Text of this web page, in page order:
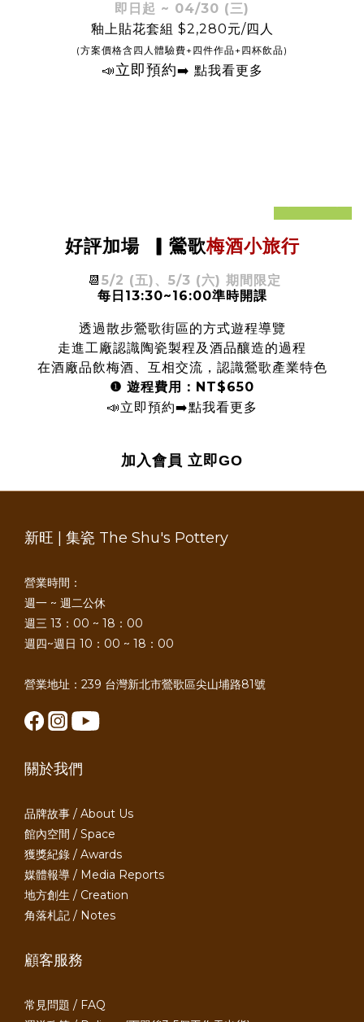
即日起 ~ 04/30 (三)
釉上貼花套組 $2,280元/四人
(方案價格含四人體驗費+四件作品+四杯飲品)
📣立即預約➡️ 點我看更多
好評加場 鶯歌梅酒小旅行
📆 5/2 (五)、5/3 (六) 期間限定
每日13:30~16:00準時開課
透過散步鶯歌街區的方式遊程導覽
走進工廠認識陶瓷製程及酒品釀造的過程
在酒廠品飲梅酒、互相交流，認識鶯歌產業特色
❶ 遊程費用：NT$650
📣立即預約➡️點我看更多
加入會員 立即GO
新旺 | 集瓷 The Shu's Pottery
營業時間：
週一 ~ 週二公休
週三 13：00 ~ 18：00
週四~週日 10：00 ~ 18：00
營業地址：239 台灣新北市鶯歌區尖山埔路81號
關於我們
品牌故事 / About Us
館內空間 / Space
獲獎紀錄 / Awards
媒體報導 / Media Reports
地方創生 / Creation
角落札記 / Notes
顧客服務
常見問題 / FAQ